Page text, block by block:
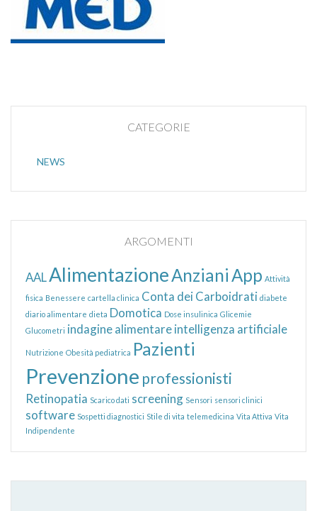
CATEGORIE
NEWS
ARGOMENTI
AALAlimentazioneAnzianiApp Attività
fisica Benessere cartella clinica Conta dei Carboidrati diabete
diario alimentare dieta Domotica Dose insulinica Glicemie
Glucometri indagine alimentareintelligenza artificiale
Nutrizione Obesità pediatrica Pazienti
Prevenzione professionisti
Retinopatia Scarico dati screening Sensori sensori clinici
software Sospetti diagnostici Stile di vita telemedicina Vita Attiva Vita
Indipendente